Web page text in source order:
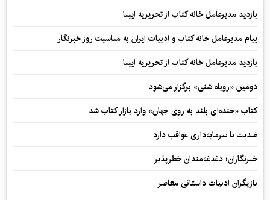
بازدید مدیرعامل خانه کتاب از تحریریه ایبنا
پیام مدیرعامل خانه کتاب و ادبیات ایران به مناسبت روز خبرنگار
بازدید مدیرعامل خانه کتاب از تحریریه ایبنا
دومین «روباه شنی» برگزار می‌شود
کتاب «خنده‌ای بلند به روی جهان» وارد بازار کتاب شد
ضدیت با سرمایه‌داری عواقب دارد
خبرنگاران؛ دغدغه‌مندان خطرپذیر
بازیگران ادبیات داستانی معاصر